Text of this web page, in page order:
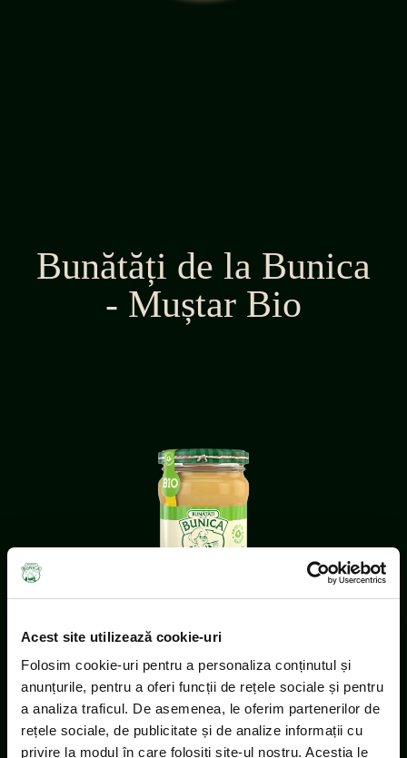
Acest site utilizează cookie-uri
Folosim cookie-uri pentru a personaliza conținutul și
anunțurile, pentru a oferi funcții de rețele sociale și pentru
a analiza traficul. De asemenea, le oferim partenerilor de
rețele sociale, de publicitate și de analize informații cu
privire la modul în care folosiți site-ul nostru. Aceștia le
Bunătăți de la Bunica
- Muștar Bio